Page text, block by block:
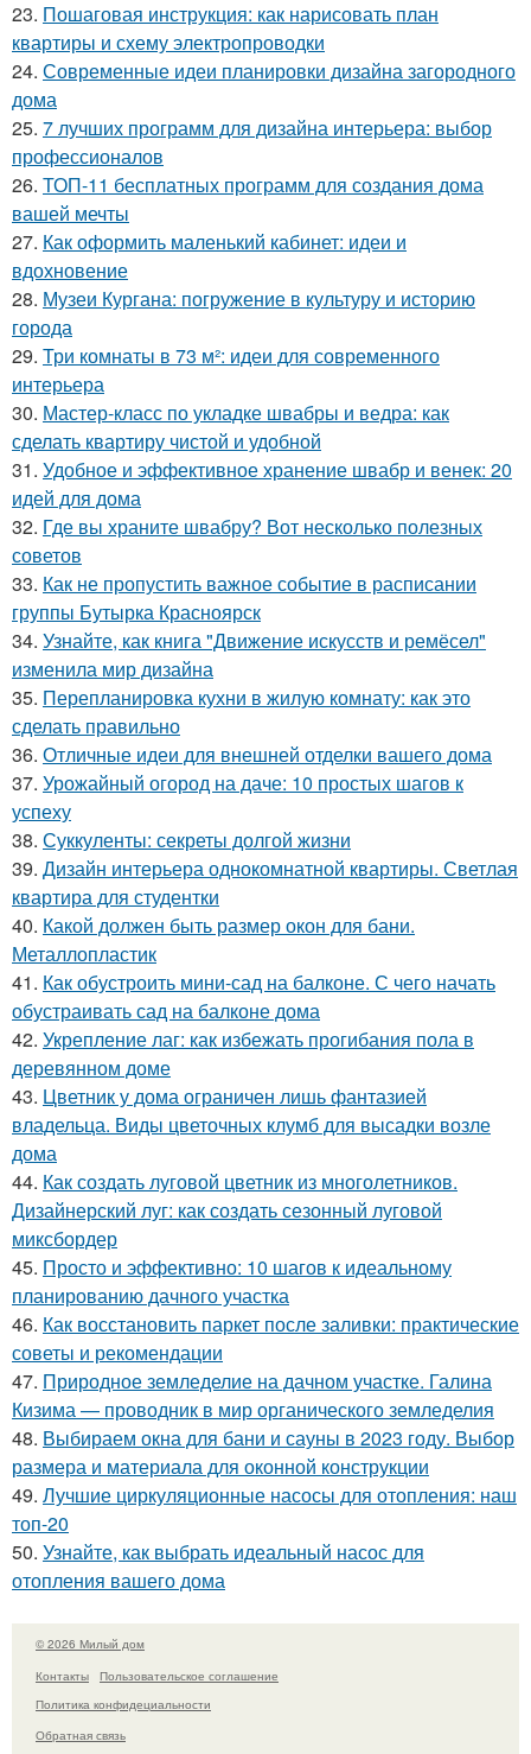
23. Пошаговая инструкция: как нарисовать план
квартиры и схему электропроводки
24. Современные идеи планировки дизайна загородного
дома
25. 7 лучших программ для дизайна интерьера: выбор
профессионалов
26. ТОП-11 бесплатных программ для создания дома
вашей мечты
27. Как оформить маленький кабинет: идеи и
вдохновение
28. Музеи Кургана: погружение в культуру и историю
города
29. Три комнаты в 73 м²: идеи для современного
интерьера
30. Мастер-класс по укладке швабры и ведра: как
сделать квартиру чистой и удобной
31. Удобное и эффективное хранение швабр и венек: 20
идей для дома
32. Где вы храните швабру? Вот несколько полезных
советов
33. Как не пропустить важное событие в расписании
группы Бутырка Красноярск
34. Узнайте, как книга "Движение искусств и ремёсел"
изменила мир дизайна
35. Перепланировка кухни в жилую комнату: как это
сделать правильно
36. Отличные идеи для внешней отделки вашего дома
37. Урожайный огород на даче: 10 простых шагов к
успеху
38. Суккуленты: секреты долгой жизни
39. Дизайн интерьера однокомнатной квартиры. Светлая
квартира для студентки
40. Какой должен быть размер окон для бани.
Металлопластик
41. Как обустроить мини-сад на балконе. С чего начать
обустраивать сад на балконе дома
42. Укрепление лаг: как избежать прогибания пола в
деревянном доме
43. Цветник у дома ограничен лишь фантазией
владельца. Виды цветочных клумб для высадки возле
дома
44. Как создать луговой цветник из многолетников.
Дизайнерский луг: как создать сезонный луговой
миксбордер
45. Просто и эффективно: 10 шагов к идеальному
планированию дачного участка
46. Как восстановить паркет после заливки: практические
советы и рекомендации
47. Природное земледелие на дачном участке. Галина
Кизима — проводник в мир органического земледелия
48. Выбираем окна для бани и сауны в 2023 году. Выбор
размера и материала для оконной конструкции
49. Лучшие циркуляционные насосы для отопления: наш
топ-20
50. Узнайте, как выбрать идеальный насос для
отопления вашего дома
© 2026 Милый дом
Контакты
Пользовательское соглашение
Политика конфидециальности
Обратная связь